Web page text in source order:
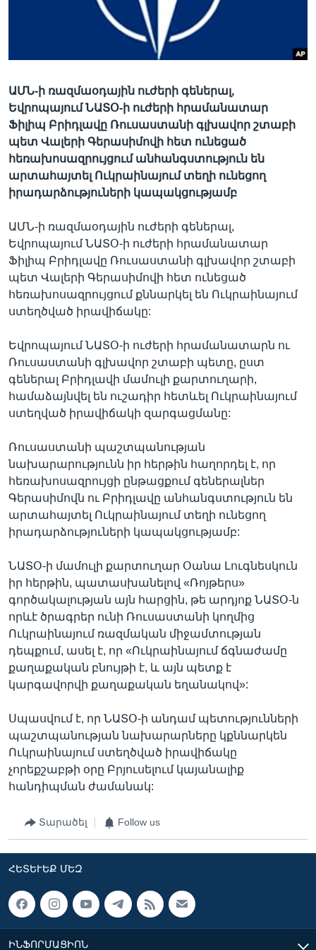
ԱՄՆ-ի ռազմաօդային ուժերի գեներալ,
Եվրոպայում ՆԱՏՕ-ի ուժերի հրամանատար
Ֆիլիպ Բրիդլավը Ռուսաստանի գլխավոր շտաբի
պետ Վալերի Գերասիմովի հետ ունեցած
հեռախոսազրույցում անհանգստություն են
արտահայտել Ուկրաինայում տեղի ունեցող
իրադարձություների կապակցությամբ
ԱՄՆ-ի ռազմաօդային ուժերի գեներալ,
Եվրոպայում ՆԱՏՕ-ի ուժերի հրամանատար
Ֆիլիպ Բրիդլավը Ռուսաստանի գլխավոր շտաբի
պետ Վալերի Գերասիմովի հետ ունեցած
հեռախոսազրույցում քննարկել են Ուկրաինայում
ստեղծված իրավիճակը:
Եվրոպայում ՆԱՏՕ-ի ուժերի հրամանատարն ու
Ռուսաստանի գլխավոր շտաբի պետը, ըստ
գեներալ Բրիդլավի մամուլի քարտուղարի,
համաձայնվել են ուշադիր հետևել Ուկրաինայում
ստեղված իրավիճակի զարգացմանը:
Ռուսաստանի պաշտպանության
նախարարությունն իր հերթին հաղորդել է, որ
հեռախոսազրույցի ընթացքում գեներալներ
Գերասիմովն ու Բրիդլավը անհանգստություն են
արտահայտել Ուկրաինայում տեղի ունեցող
իրադարձություների կապակցությամբ:
ՆԱՏՕ-ի մամուլի քարտուղար Օանա Լուգնեսկուն
իր հերթին, պատասխանելով «Ռոյթերս»
գործակալության այն հարցին, թե արդյոք ՆԱՏՕ-ն
որևէ ծրագրեր ունի Ռուսաստանի կողմից
Ուկրաինայում ռազմական միջամտության
դեպքում, ասել է, որ «Ուկրաինայում ճգնաժամը
քաղաքական բնույթի է, և այն պետք է
կարգավորվի քաղաքական եղանակով»:
Սպասվում է, որ ՆԱՏՕ-ի անդամ պետությունների
պաշտպանության նախարարները կքննարկեն
Ուկրաինայում ստեղծված իրավիճակը
չորեքշաբթի օրը Բրյուսելում կայանալիք
հանդիպման ժամանակ:
Տարածել Follow us
ՀԵՏԵՒԵՔ ՄԵԶ
ԻՆՖՈՐՄԱՑԻՈՆ